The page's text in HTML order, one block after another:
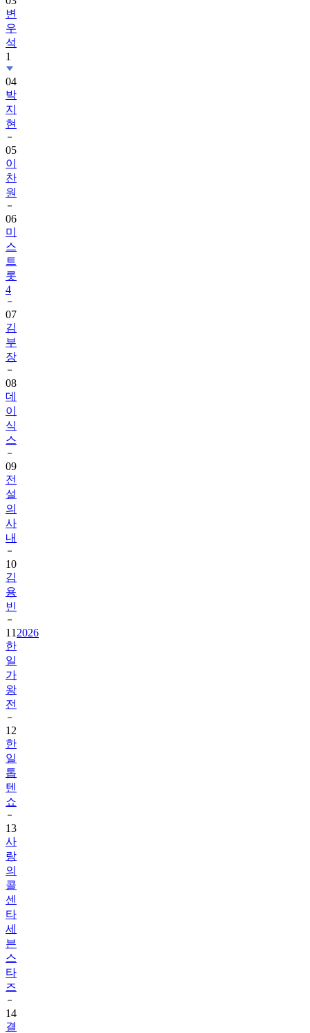
변
우
석
1
04
박
지
현
05
이
찬
원
06
미
스
트
롯
4
07
김
부
장
08
데
이
식
스
09
전
설
의
사
내
10
김
용
빈
11 2026
한
일
가
왕
전
12
한
일
톱
텐
쇼
13
사
랑
의
콜
센
타
세
븐
스
타
즈
14
결